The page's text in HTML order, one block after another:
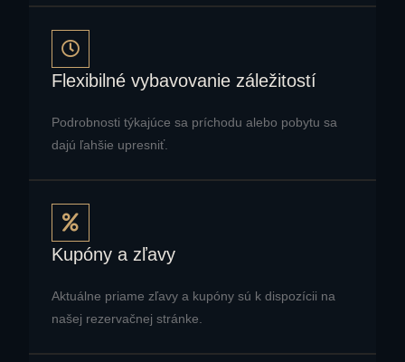
Flexibilné vybavovanie záležitostí
Podrobnosti týkajúce sa príchodu alebo pobytu sa
dajú ľahšie upresniť.
Kupóny a zľavy
Aktuálne priame zľavy a kupóny sú k dispozícii na
našej rezervačnej stránke.